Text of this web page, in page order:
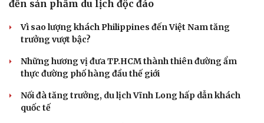
Phó huyện trưởng của Hàn Quốc quảng bá lễ hội truyền
Phản ứng của Dwayne Johnson khi Moana bị giới phê
DU LỊCH
Thổ cẩm Chăm Mỹ Nghiệp: Từ ngôn ngữ văn hóa